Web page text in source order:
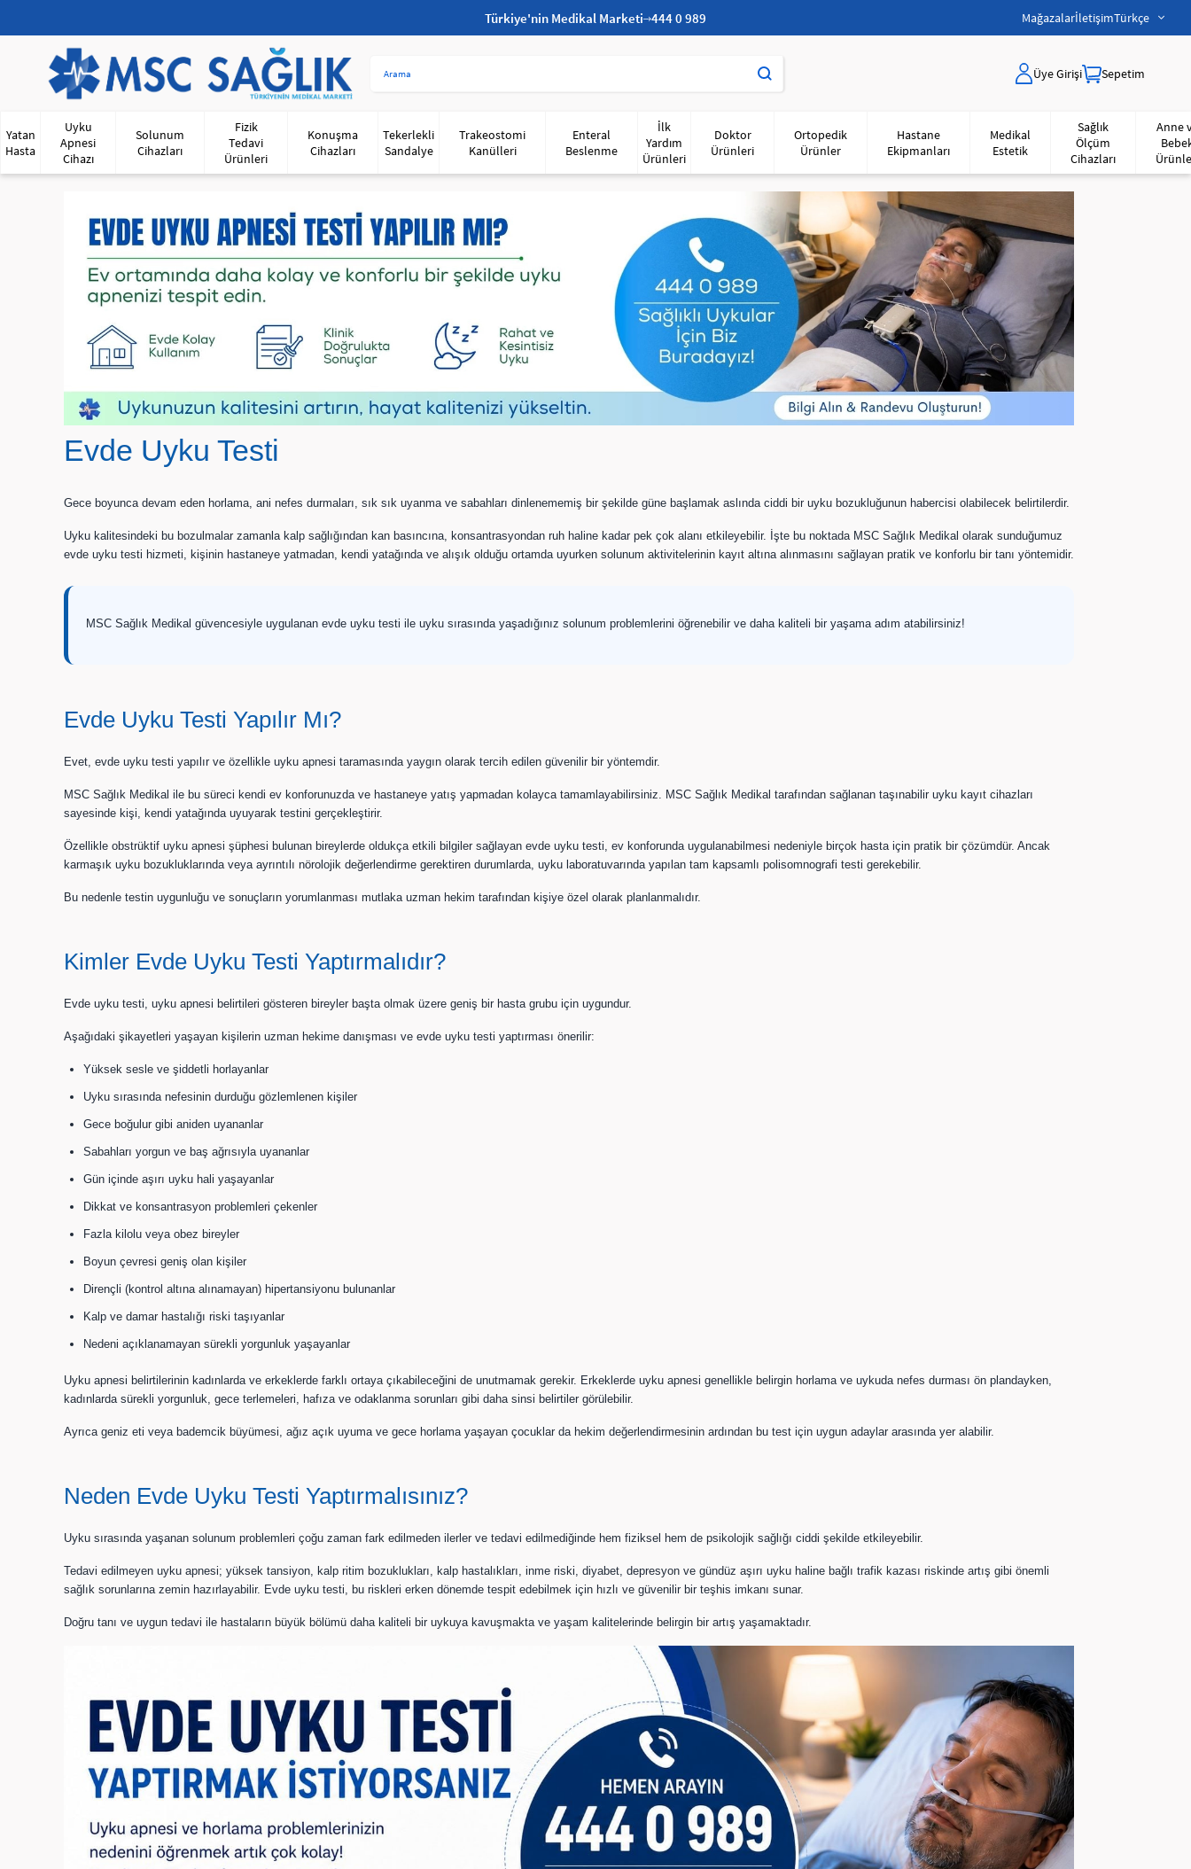
Türkiye'nin Medikal Marketi 444 0 989 MağazalarİletişimTürkçe
Üye Girişi Sepetim
Yatan
Hasta
Uyku
Apnesi
Cihazı
Solunum
Cihazları
Fizik
Tedavi
Ürünleri
Konuşma
Cihazları
Tekerlekli
Sandalye
Trakeostomi
Kanülleri
Enteral
Beslenme
İlk
Yardım
Ürünleri
Doktor
Ürünleri
Ortopedik
Ürünler
Hastane
Ekipmanları
Medikal
Estetik
Sağlık
Ölçüm
Cihazları
Anne
Evde Uyku Testi
Gece boyunca devam eden horlama, ani nefes durmaları, sık sık uyanma ve sabahları dinlenememiş bir şekilde güne başlamak aslında ciddi bir uyku bozukluğunun habercisi olabilecek belirtilerdir.
Uyku kalitesindeki bu bozulmalar zamanla kalp sağlığından kan basıncına, konsantrasyondan ruh haline kadar pek çok alanı etkileyebilir. İşte bu noktada MSC Sağlık Medikal olarak sunduğumuz
evde uyku testi hizmeti, kişinin hastaneye yatmadan, kendi yatağında ve alışık olduğu ortamda uyurken solunum aktivitelerinin kayıt altına alınmasını sağlayan pratik ve konforlu bir tanı yöntemidir.
MSC Sağlık Medikal güvencesiyle uygulanan evde uyku testi ile uyku sırasında yaşadığınız solunum problemlerini öğrenebilir ve daha kaliteli bir yaşama adım atabilirsiniz!
Evde Uyku Testi Yapılır Mı?
Evet, evde uyku testi yapılır ve özellikle uyku apnesi taramasında yaygın olarak tercih edilen güvenilir bir yöntemdir.
MSC Sağlık Medikal ile bu süreci kendi ev konforunuzda ve hastaneye yatış yapmadan kolayca tamamlayabilirsiniz. MSC Sağlık Medikal tarafından sağlanan taşınabilir uyku kayıt cihazları
sayesinde kişi, kendi yatağında uyuyarak testini gerçekleştirir.
Özellikle obstrüktif uyku apnesi şüphesi bulunan bireylerde oldukça etkili bilgiler sağlayan evde uyku testi, ev konforunda uygulanabilmesi nedeniyle birçok hasta için pratik bir çözümdür. Ancak
karmaşık uyku bozukluklarında veya ayrıntılı nörolojik değerlendirme gerektiren durumlarda, uyku laboratuvarında yapılan tam kapsamlı polisomnografi testi gerekebilir.
Bu nedenle testin uygunluğu ve sonuçların yorumlanması mutlaka uzman hekim tarafından kişiye özel olarak planlanmalıdır.
Kimler Evde Uyku Testi Yaptırmalıdır?
Evde uyku testi, uyku apnesi belirtileri gösteren bireyler başta olmak üzere geniş bir hasta grubu için uygundur.
Aşağıdaki şikayetleri yaşayan kişilerin uzman hekime danışması ve evde uyku testi yaptırması önerilir:
Yüksek sesle ve şiddetli horlayanlar
Uyku sırasında nefesinin durduğu gözlemlenen kişiler
Gece boğulur gibi aniden uyananlar
Sabahları yorgun ve baş ağrısıyla uyananlar
Gün içinde aşırı uyku hali yaşayanlar
Dikkat ve konsantrasyon problemleri çekenler
Fazla kilolu veya obez bireyler
Boyun çevresi geniş olan kişiler
Dirençli (kontrol altına alınamayan) hipertansiyonu bulunanlar
Kalp ve damar hastalığı riski taşıyanlar
Nedeni açıklanamayan sürekli yorgunluk yaşayanlar
Uyku apnesi belirtilerinin kadınlarda ve erkeklerde farklı ortaya çıkabileceğini de unutmamak gerekir. Erkeklerde uyku apnesi genellikle belirgin horlama ve uykuda nefes durması ön plandayken,
kadınlarda sürekli yorgunluk, gece terlemeleri, hafıza ve odaklanma sorunları gibi daha sinsi belirtiler görülebilir.
Ayrıca geniz eti veya bademcik büyümesi, ağız açık uyuma ve gece horlama yaşayan çocuklar da hekim değerlendirmesinin ardından bu test için uygun adaylar arasında yer alabilir.
Neden Evde Uyku Testi Yaptırmalısınız?
Uyku sırasında yaşanan solunum problemleri çoğu zaman fark edilmeden ilerler ve tedavi edilmediğinde hem fiziksel hem de psikolojik sağlığı ciddi şekilde etkileyebilir.
Tedavi edilmeyen uyku apnesi; yüksek tansiyon, kalp ritim bozuklukları, kalp hastalıkları, inme riski, diyabet, depresyon ve gündüz aşırı uyku haline bağlı trafik kazası riskinde artış gibi önemli
sağlık sorunlarına zemin hazırlayabilir. Evde uyku testi, bu riskleri erken dönemde tespit edebilmek için hızlı ve güvenilir bir teşhis imkanı sunar.
Doğru tanı ve uygun tedavi ile hastaların büyük bölümü daha kaliteli bir uykuya kavuşmakta ve yaşam kalitelerinde belirgin bir artış yaşamaktadır.